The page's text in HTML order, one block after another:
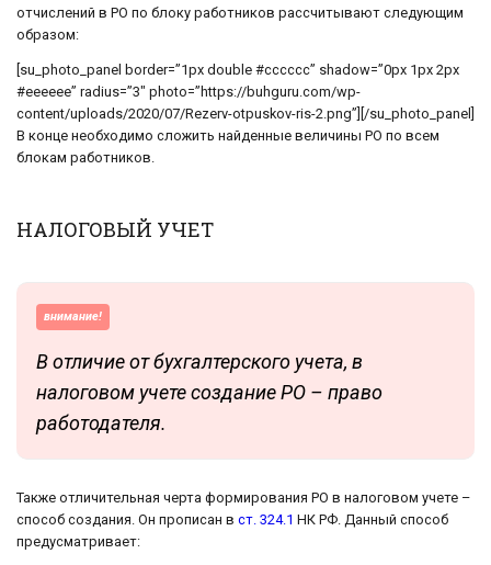
отчислений в РО по блоку работников рассчитывают следующим
образом:
[su_photo_panel border=”1px double #cccccc” shadow=”0px 1px 2px
#eeeeee” radius=”3″ photo=”https://buhguru.com/wp-
content/uploads/2020/07/Rezerv-otpuskov-ris-2.png”][/su_photo_panel]
В конце необходимо сложить найденные величины РО по всем
блокам работников.
НАЛОГОВЫЙ УЧЕТ
внимание!
В отличие от бухгалтерского учета, в
налоговом учете создание РО – право
работодателя.
Также отличительная черта формирования РО в налоговом учете –
способ создания. Он прописан в ст. 324.1 НК РФ. Данный способ
предусматривает: